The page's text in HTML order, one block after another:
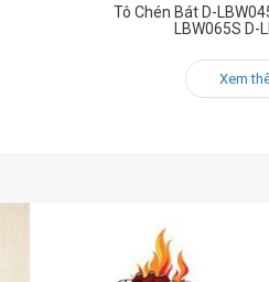
Tô Chén Bát D-
LBW065S D-
Xem